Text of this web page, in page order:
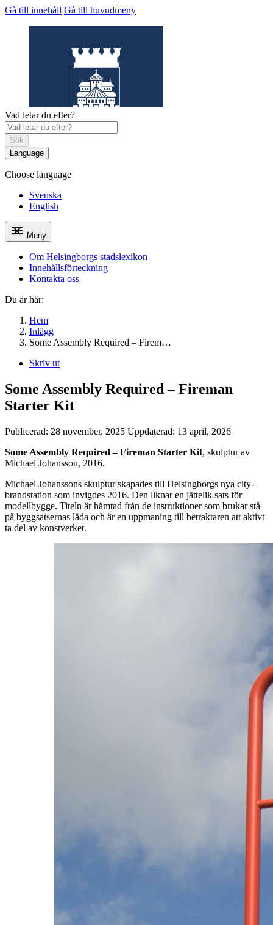
Gå till innehåll Gå till huvudmeny
Helsingborgs stadslexikon
Vad letar du efter?
Sök
Language
Choose language
Svenska
English
Meny
Om Helsingborgs stadslexikon
Innehållsförteckning
Kontakta oss
Du är här:
Hem
Inlägg
Some Assembly Required – Firem…
Skriv ut
Some Assembly Required – Fireman
Starter Kit
Publicerad: 28 november, 2025 Uppdaterad: 13 april, 2026
Some Assembly Required – Fireman Starter Kit, skulptur av
Michael Johansson, 2016.
Michael Johanssons skulptur skapades till Helsingborgs nya city-
brandstation som invigdes 2016. Den liknar en jättelik sats för
modellbygge. Titeln är hämtad från de instruktioner som brukar stå
på byggsatsernas låda och är en uppmaning till betraktaren att aktivt
ta del av konstverket.